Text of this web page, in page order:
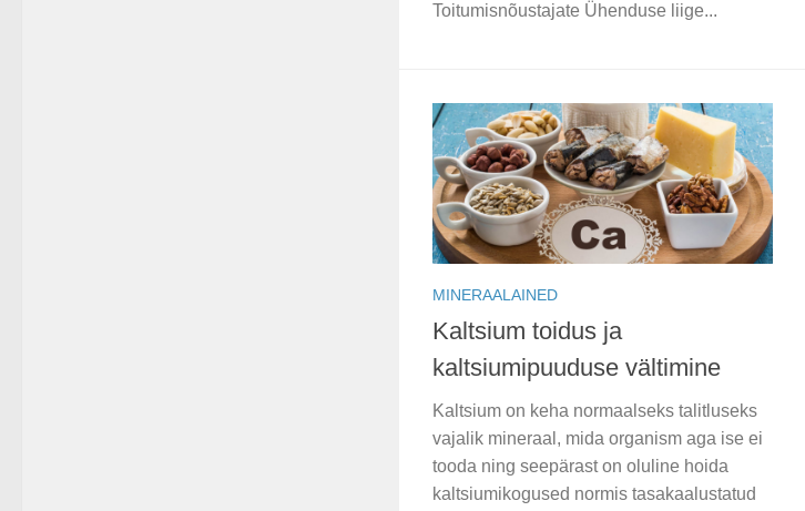
Toitumisnõustajate Ühenduse liige...
MINERAALAINED
Kaltsium toidus ja
kaltsiumipuuduse vältimine
Kaltsium on keha normaalseks talitluseks
vajalik mineraal, mida organism aga ise ei
tooda ning seepärast on oluline hoida
kaltsiumikogused normis tasakaalustatud